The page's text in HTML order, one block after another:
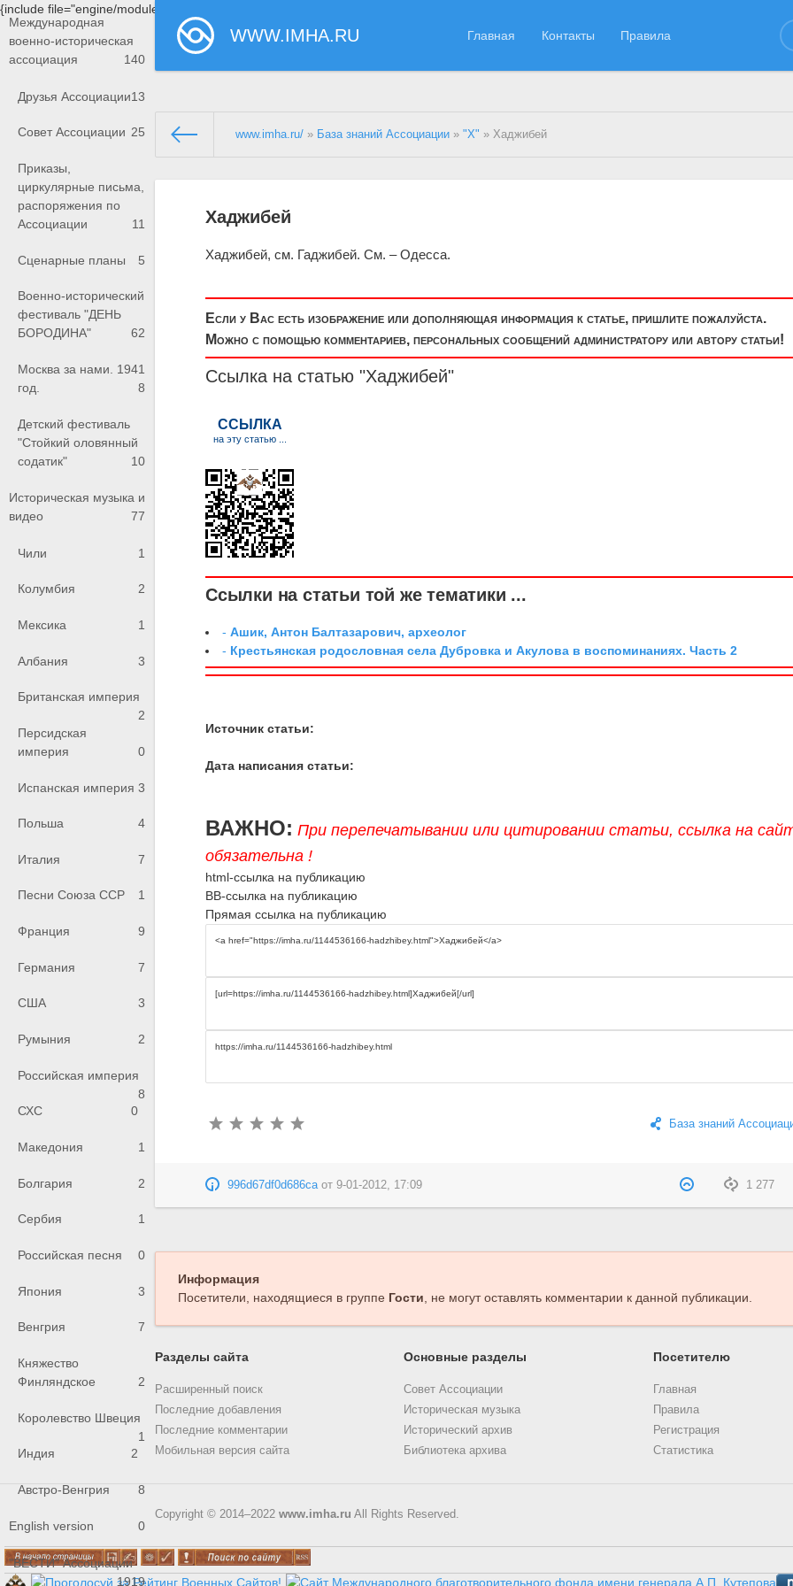
{include file="engine/modules/saperu/head.php"}
WWW.IMHA.RU Главная Контакты Правила
Международная
военно-историческая
ассоциация
140
Друзья Ассоциации13
Совет Ассоциации 25
Приказы,
циркулярные письма,
распоряжения по
Ассоциации
11
Сценарные планы 5
Военно-исторический
фестиваль "ДЕНЬ
БОРОДИНА"
62
Москва за нами. 1941
год.
8
Детский фестиваль
"Стойкий оловянный
содатик"
10
Историческая музыка и
видео
77
Чили 1
Колумбия 2
Мексика 1
Албания 3
Британская империя
2
Персидская
империя
0
Испанская империя 3
Польша 4
Италия 7
Песни Союза ССР 1
Франция 9
Германия 7
США 3
Румыния 2
Российская империя
8
СХС
0
Македония 1
Болгария 2
Сербия 1
Российская песня 0
Япония 3
Венгрия 7
Княжество
Финляндское
2
Королевство Швеция
1
Индия
2
Австро-Венгрия 8
English version 0
"ВЕСТИ" Ассоциации
1919
www.imha.ru/ » База знаний Ассоциации »"Х" » Хаджибей
Хаджибей
Хаджибей, см. Гаджибей. См. – Одесса.
Если у Вас есть изображение или дополняющая информация к статье, пришлите пожалуйста.
Можно с помощью комментариев, персональных сообщений администратору или автору статьи!
Ссылка на статью "Хаджибей"
Ссылки на статьи той же тематики ...
-Ашик, Антон Балтазарович, археолог
- Крестьянская родословная села Дубровка и Акулова в воспоминаниях. Часть 2
Источник статьи:
Дата написания статьи:
ВАЖНО: При перепечатывании или цитировании статьи, ссылка на
обязательна !
html-ссылка на публикацию
BB-ссылка на публикацию
Прямая ссылка на публикацию
База знаний
1 277
996d67df0d686caот9-01-2012, 17:09
Информация
Посетители, находящиеся в группе Гости, не могут оставлять комментарии к данной публикации.
Разделы сайта
Расширенный поиск
Последние добавления
Последние комментарии
Мобильная версия сайта
Основные разделы
Совет Ассоциации
Историческая музыка
Исторический архив
Библиотека архива
Посетителю
Главная
Правила
Регистрация
Статистика
Copyright © 2014–2022 www.imha.ru All Rights Reserved.